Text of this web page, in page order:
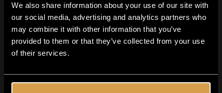
We also share information about your use of our site with
our social media, advertising and analytics partners who
may combine it with other information that you’ve
provided to them or that they’ve collected from your use
of their services.